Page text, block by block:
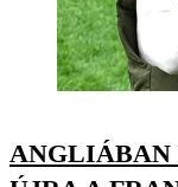
ANGLIÁBAN